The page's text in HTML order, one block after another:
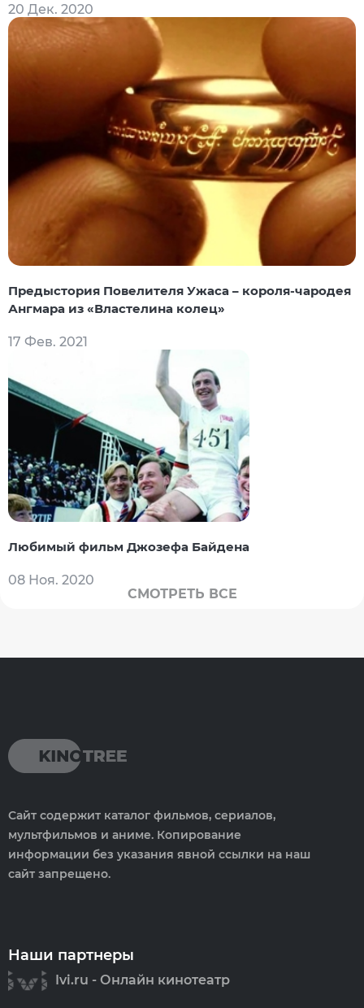
20 Дек. 2020
Предыстория Повелителя Ужаса – короля-чародея
Ангмара из «Властелина колец»
17 Фев. 2021
Любимый фильм Джозефа Байдена
08 Ноя. 2020
СМОТРЕТЬ ВСЕ
Сайт содержит каталог фильмов, сериалов,
мультфильмов и аниме. Копирование
информации без указания явной ссылки на наш
сайт запрещено.
Наши партнеры
Ivi.ru - Онлайн кинотеатр